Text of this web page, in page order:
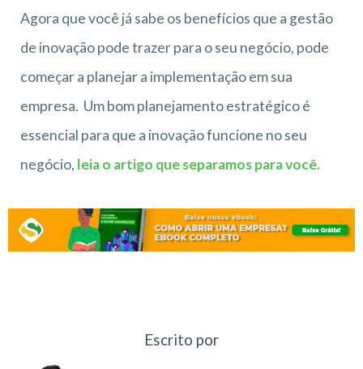
Agora que você já sabe os benefícios que a gestão
de inovação pode trazer para o seu negócio, pode
começar a planejar a implementação em sua
empresa. Um bom planejamento estratégico é
essencial para que a inovação funcione no seu
negócio, leia o artigo que separamos para você.
Escrito por